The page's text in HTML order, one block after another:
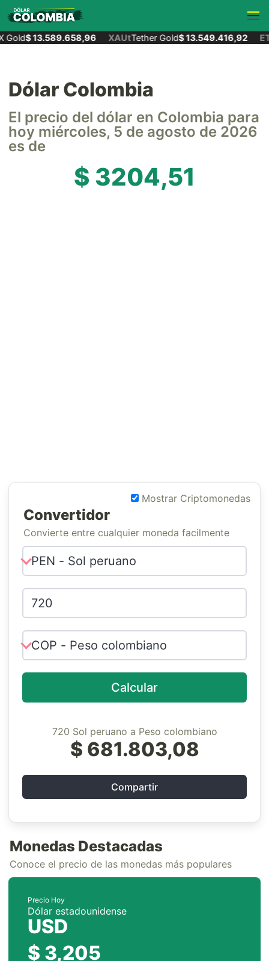
$ 13.589.658,96 XAUtTether Gold$ 13.549.416,92
Dólar Colombia
El precio del dólar en Colombia para
hoy miércoles, 5 de agosto de 2026
es de
$ 3204,51
Mostrar Criptomonedas
Convertidor
Convierte entre cualquier moneda facilmente
Calcular
720 Sol peruano a Peso colombiano
$ 681.803,08
Compartir
Monedas Destacadas
Conoce el precio de las monedas más populares
Precio Hoy
Dólar estadounidense
USD
$ 3,205